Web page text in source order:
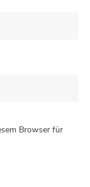
Browser für